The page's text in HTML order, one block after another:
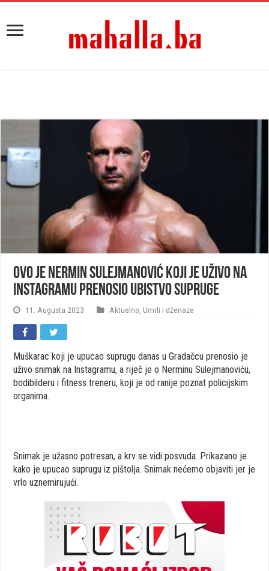
Ovo je Nermin Sulejmanović koji je uživo na
Instagramu prenosio ubistvo supruge
11. Augusta 2023. Aktuelno Umrli i dženaze
Muškarac koji je upucao suprugu danas u Gradačcu prenosio je
uživo snimak na Instagramu, a riječ je o Nerminu Sulejmanoviću,
bodibilderu i fitness treneru, koji je od ranije poznat policijskim
organima.
Snimak je užasno potresan, a krv se vidi posvuda. Prikazano je
kako je upucao suprugu iz pištolja. Snimak nećemo objaviti jer je
vrlo uznemirujući.